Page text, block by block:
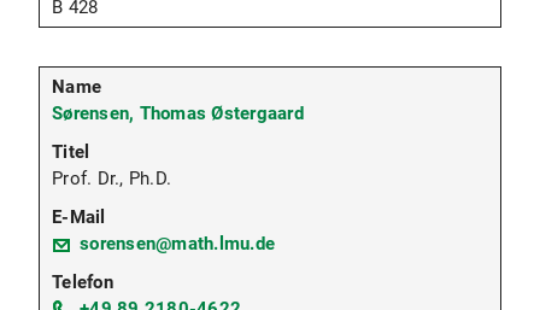
B 428
Sørensen, Thomas Østergaard
Prof. Dr., Ph.D.
sorensen@math.lmu.de